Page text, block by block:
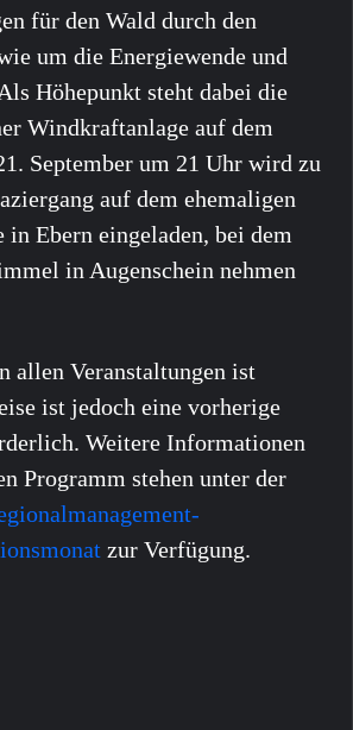
für den Wald durch den
um die Energiewende und
Höhepunkt steht dabei die
Windkraftanlage auf dem
September um 21 Uhr wird zu
auf dem ehemaligen
in Ebern eingeladen, bei dem
in Augenschein nehmen
allen Veranstaltungen ist
ist jedoch eine vorherige
Weitere Informationen
Programm stehen unter der
zur Verfügung.